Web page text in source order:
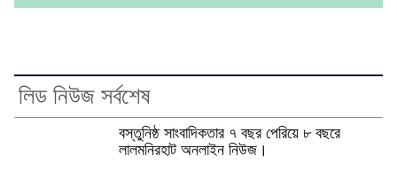
লিড নিউজ সর্বশেষ
বস্তুনিষ্ঠ সাংবাদিকতার ৭ বছর পেরিয়ে ৮ বছরে
লালমনিরহাট অনলাইন নিউজ।